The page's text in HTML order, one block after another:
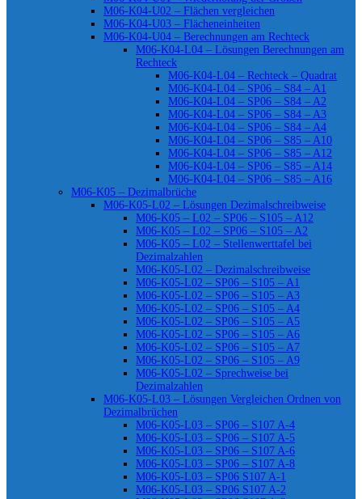
M06-K04-U02 – Flächen vergleichen
M06-K04-U03 – Flächeneinheiten
M06-K04-U04 – Berechnungen am Rechteck
M06-K04-L04 – Lösungen Berechnungen am
Rechteck
M06-K04-L04 – Rechteck – Quadrat
M06-K04-L04 – SP06 – S84 – A1
M06-K04-L04 – SP06 – S84 – A2
M06-K04-L04 – SP06 – S84 – A3
M06-K04-L04 – SP06 – S84 – A4
M06-K04-L04 – SP06 – S85 – A10
M06-K04-L04 – SP06 – S85 – A12
M06-K04-L04 – SP06 – S85 – A14
M06-K04-L04 – SP06 – S85 – A16
M06-K05 – Dezimalbrüche
M06-K05-L02 – Lösungen Dezimalschreibweise
M06-K05 – L02 – SP06 – S105 – A12
M06-K05 – L02 – SP06 – S105 – A2
M06-K05 – L02 – Stellenwerttafel bei
Dezimalzahlen
M06-K05-L02 – Dezimalschreibweise
M06-K05-L02 – SP06 – S105 – A1
M06-K05-L02 – SP06 – S105 – A3
M06-K05-L02 – SP06 – S105 – A4
M06-K05-L02 – SP06 – S105 – A5
M06-K05-L02 – SP06 – S105 – A6
M06-K05-L02 – SP06 – S105 – A7
M06-K05-L02 – SP06 – S105 – A9
M06-K05-L02 – Sprechweise bei
Dezimalzahlen
M06-K05-L03 – Lösungen Vergleichen Ordnen von
Dezimalbrüchen
M06-K05-L03 – SP06 – S107 A-4
M06-K05-L03 – SP06 – S107 A-5
M06-K05-L03 – SP06 – S107 A-6
M06-K05-L03 – SP06 – S107 A-8
M06-K05-L03 – SP06 S107 A-1
M06-K05-L03 – SP06 S107 A-2